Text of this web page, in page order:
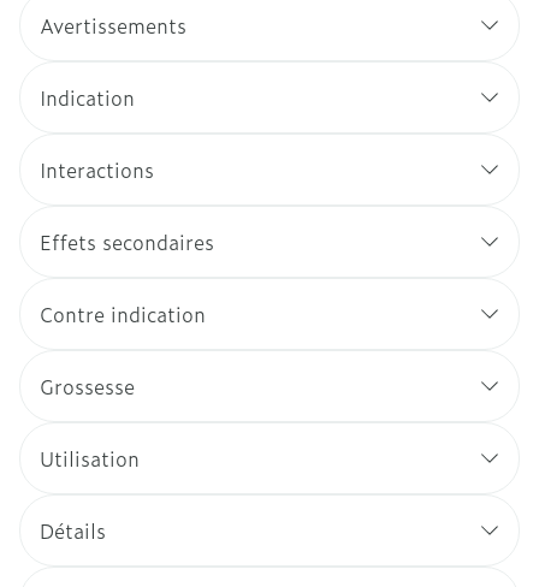
Avertissements
Indication
Interactions
Effets secondaires
Contre indication
Grossesse
Utilisation
Détails